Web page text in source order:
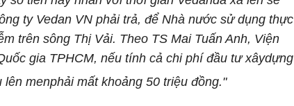
ty Vedan VN phải trả, để Nhà nước sử dụng thực
trên sông Thị Vải. Theo TS Mai Tuấn Anh, Viện
gia TPHCM, nếu tính cả chi phí đầu tư xâydựng
lên menphải mất khoảng 50 triệu đồng."